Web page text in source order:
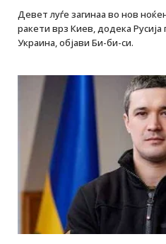
Девет луѓе загинаа во нов
ракети врз Киев, додека Русија
Украина, објави Би-би-си.